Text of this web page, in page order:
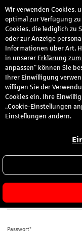
Anmeldung
Bitte melden Sie sich
Ihnen gewählten
Sie sind zum ersten
Passwort*
Wir verwenden Cookies,
optimal zur Verfügung
Cookies, die lediglich zu
oder zur Anzeige
Informationen über Art,
in unserer Erklärung
anpassen“ können Sie
Ihrer Einwilligung
willigen Sie der
Cookies ein. Ihre
„Cookie-Einstellungen
Einstellungen ändern.